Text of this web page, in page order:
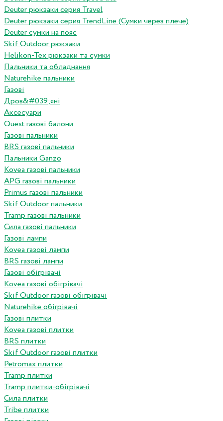
Deuter рюкзаки серия Travel
Deuter рюкзаки серия TrendLine (Сумки через плече)
Deuter сумки на пояс
Skif Outdoor рюкзаки
Helikon-Tex рюкзаки та сумки
Пальники та обладнання
Naturehike пальники
Газові
Дров&#039;яні
Аксесуари
Quest газові балони
Газові пальники
BRS газові пальники
Пальники Ganzo
Kovea газові пальники
APG газові пальники
Primus газові пальники
Skif Outdoor пальники
Tramp газові пальники
Сила газові пальники
Газові лампи
Kovea газові лампи
BRS газові лампи
Газові обігрівачі
Kovea газові обігрівачі
Skif Outdoor газові обігрівачі
Naturehike обігрівачі
Газові плитки
Kovea газові плитки
BRS плитки
Skif Outdoor газові плитки
Petromax плитки
Tramp плитки
Tramp плитки-обігрівачі
Сила плитки
Tribe плитки